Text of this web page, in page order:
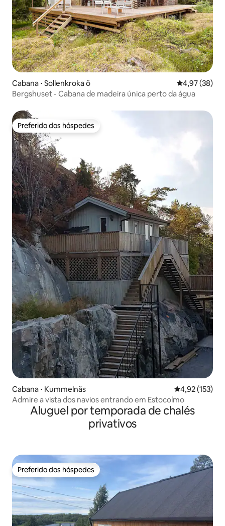
Cabana ⋅ Sollenkroka ö 4,97 de uma
4,97 (38)
Bergshuset - Cabana de madeira única perto da água
Preferido dos hóspedes
Preferido dos hóspedes
Cabana ⋅ Kummelnäs 4,92 de uma
4,92 (153)
Admire a vista dos navios entrando em Estocolmo
Aluguel por temporada de chalés
privativos
Preferido dos hóspedes
Preferido dos hóspedes